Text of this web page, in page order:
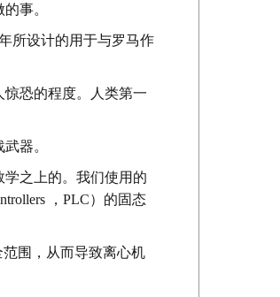
事。
所设计的用于与罗马作
恐的程度。人类第一
器。
之上的。我们使用的
，PLC）的固态
围，从而导致离心机